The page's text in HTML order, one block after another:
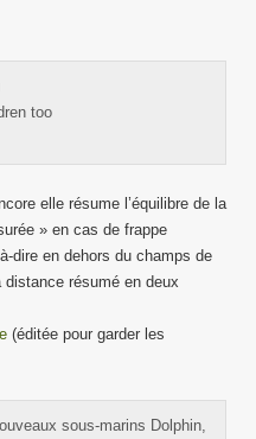
too
elle résume l’équilibre de la
» en cas de frappe
dire en dehors du champs de
résumé en deux
(éditée pour garder les
sous-marins Dolphin,